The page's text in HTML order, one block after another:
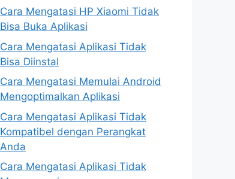
Cara Mengatasi HP Xiaomi Tidak
Bisa Buka Aplikasi
Cara Mengatasi Aplikasi Tidak
Bisa Diinstal
Cara Mengatasi Memulai Android
Mengoptimalkan Aplikasi
Cara Mengatasi Aplikasi Tidak
Kompatibel dengan Perangkat
Anda
Cara Mengatasi Aplikasi Tidak